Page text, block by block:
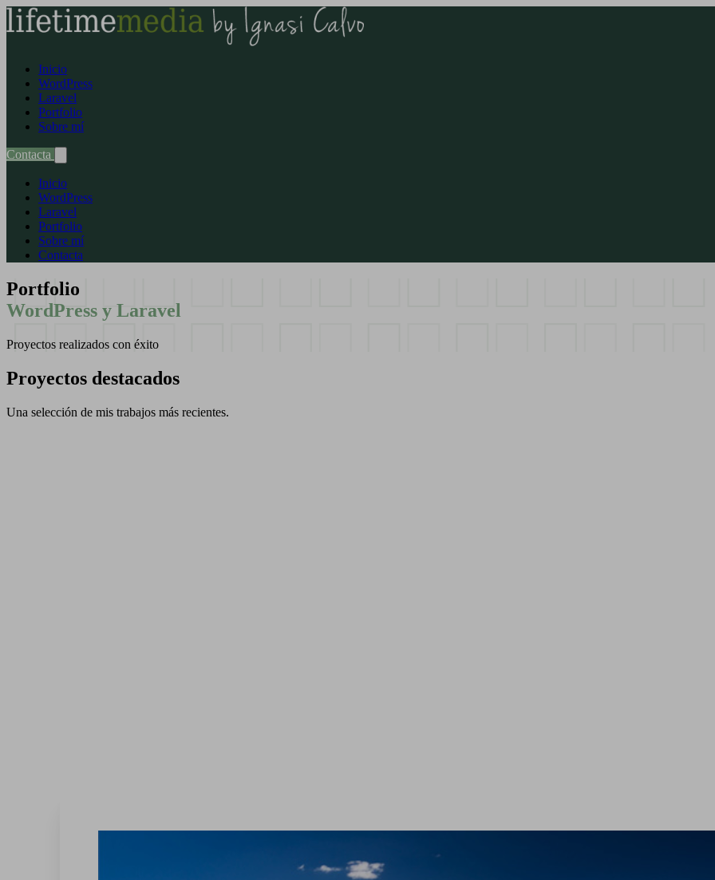
Inicio
WordPress
Laravel
Portfolio
Sobre mí
Contacta
Inicio
WordPress
Laravel
Portfolio
Sobre mí
Contacta
Portfolio
WordPress y Laravel
Proyectos realizados con éxito
Proyectos destacados
Una selección de mis trabajos más recientes.